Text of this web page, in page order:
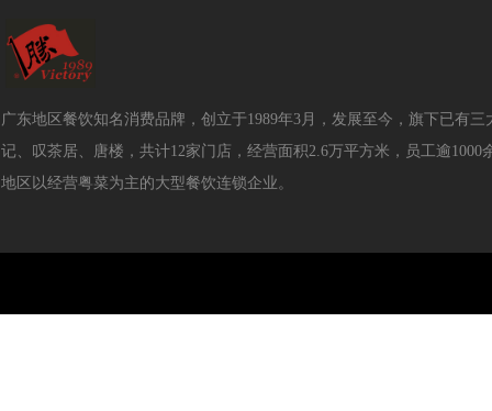
广东地区餐饮知名消费品牌，创立于1989年3月，发展至今，旗下已有三
记、叹茶居、唐楼，共计12家门店，经营面积2.6万平方米，员工逾1000
地区以经营粤菜为主的大型餐饮连锁企业。